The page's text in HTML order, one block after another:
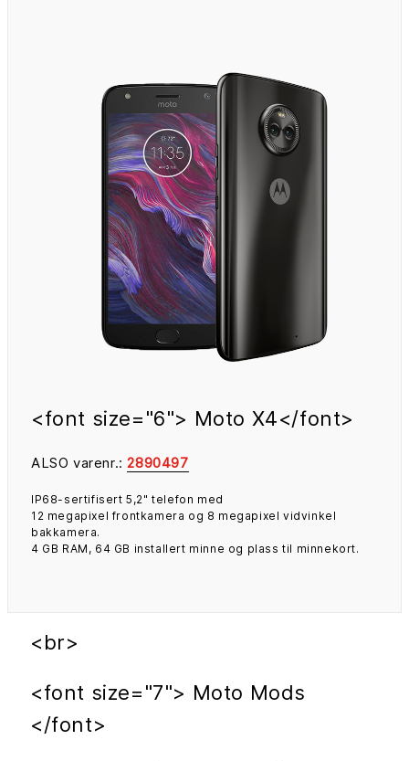
<font size="6"> Moto X4</font>
ALSO varenr.:2890497
IP68-sertifisert 5,2" telefon med
12 megapixel frontkamera og 8 megapixel vidvinkel
bakkamera.
4 GB RAM, 64 GB installert minne og plass til minnekort.
<br>
<font size="7"> Moto Mods
</font>